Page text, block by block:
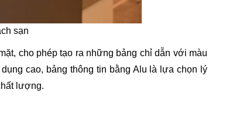
sạn
cho phép tạo ra những bảng chỉ dẫn với màu
cao, bảng thông tin bằng Alu là lựa chọn lý
lượng.